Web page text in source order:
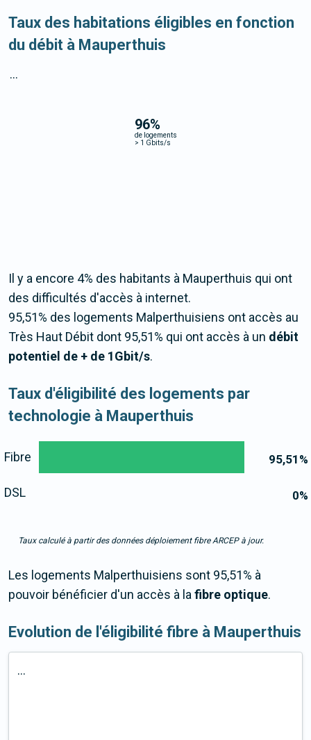
Taux des habitations éligibles en fonction
du débit à Mauperthuis
96%
de logements
> 1 Gbits/s
...
Il y a encore 4% des habitants à Mauperthuis qui ont
des difficultés d'accès à internet.
95,51% des logements Malperthuisiens ont accès au
Très Haut Débit dont 95,51% qui ont accès à un débit
potentiel de + de 1Gbit/s.
Taux d'éligibilité des logements par
technologie à Mauperthuis
95,51 %
0%
Fibre
DSL
Taux calculé à partir des données déploiement fibre ARCEP à jour.
Les logements Malperthuisiens sont 95,51% à
pouvoir bénéficier d'un accès à lafibre optique.
Evolution de l'éligibilité fibre à Mauperthuis
...